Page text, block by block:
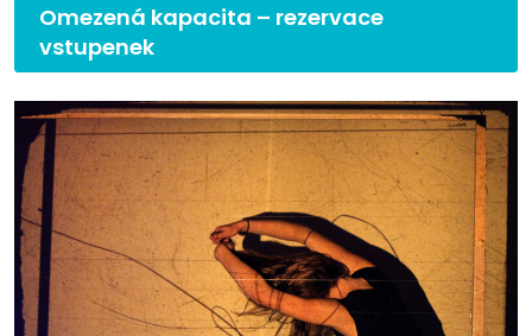
Omezená kapacita – rezervace
vstupenek